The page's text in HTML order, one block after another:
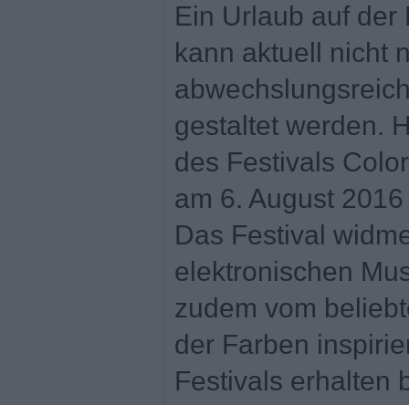
Ein Urlaub auf der
kann aktuell nicht
gestaltet werden.
des Festivals
am 6. August
Das Festival
elektronischen
zudem vom
der Farben
Festivals erhalten